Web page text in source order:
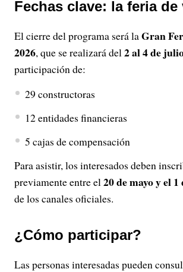
Fechas clave: la feria
El cierre del programa será laGran
2026, que se realizará del2 al 4 de
participación de:
29 constructoras
12 entidades financieras
5 cajas de compensación
Para asistir, los interesados deben
previamente entre el20 de mayo y el
de los canales oficiales.
¿Cómo participar?
Las personas interesadas pueden